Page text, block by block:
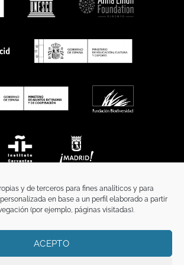
y de terceros para fines analíticos y para
en base a un perfil elaborado a partir
(por ejemplo, páginas visitadas).
ACEPTO